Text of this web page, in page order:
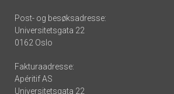
Post- og besøksadresse:
Universitetsgata 22
0162 Oslo
Fakturaadresse:
Apéritif AS
Universitetsgata 22